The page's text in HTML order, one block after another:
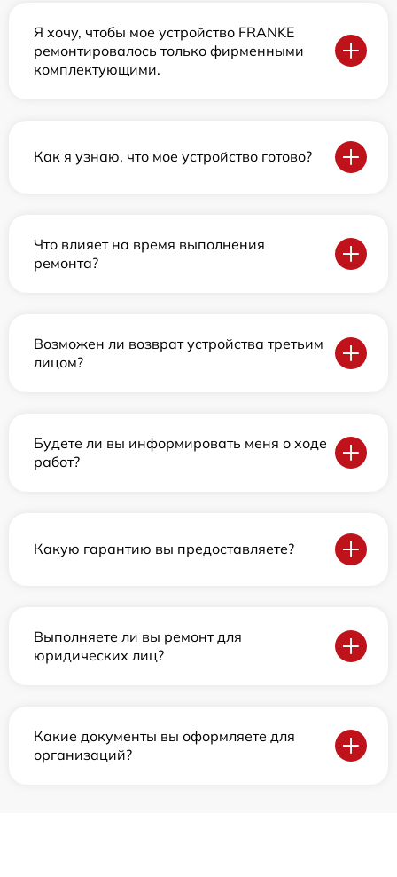
Я хочу, чтобы мое устройство FRANKE
ремонтировалось только фирменными
комплектующими.
Как я узнаю, что мое устройство готово?
Что влияет на время выполнения
ремонта?
Возможен ли возврат устройства третьим
лицом?
Будете ли вы информировать меня о ходе
работ?
Какую гарантию вы предоставляете?
Выполняете ли вы ремонт для
юридических лиц?
Какие документы вы оформляете для
организаций?